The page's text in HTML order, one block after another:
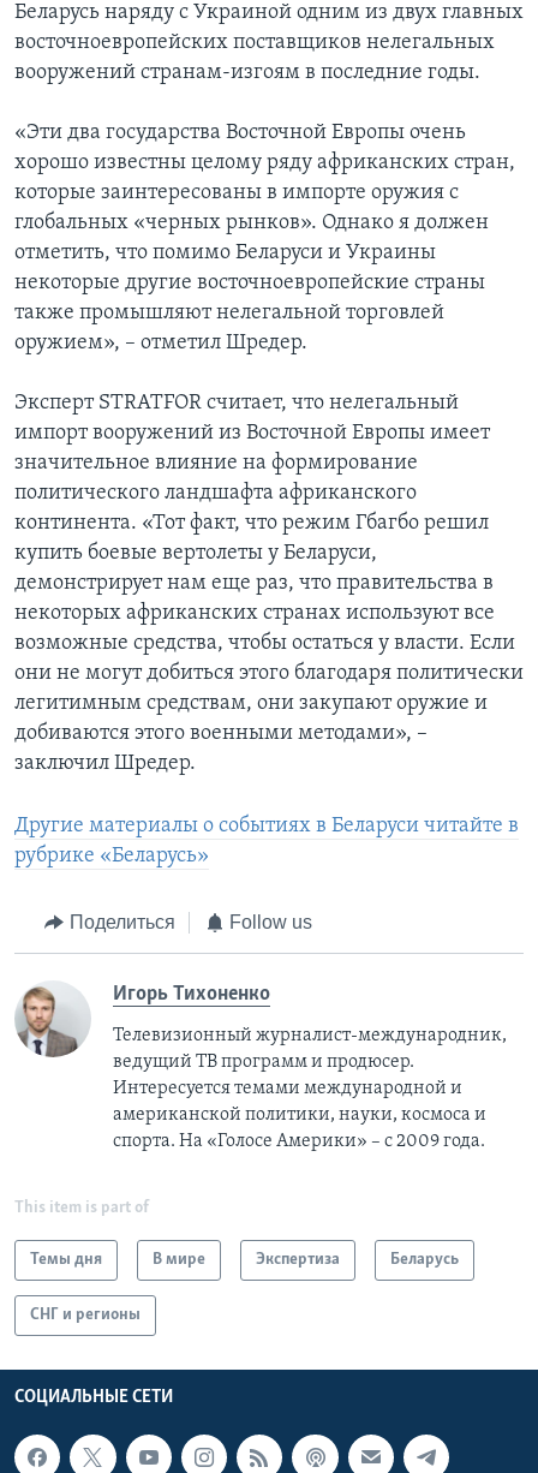
Беларусь наряду с Украиной одним из двух главных
восточноевропейских поставщиков нелегальных
вооружений странам-изгоям в последние годы.
«Эти два государства Восточной Европы очень
хорошо известны целому ряду африканских стран,
которые заинтересованы в импорте оружия с
глобальных «черных рынков». Однако я должен
отметить, что помимо Беларуси и Украины
некоторые другие восточноевропейские страны
также промышляют нелегальной торговлей
оружием», – отметил Шредер.
Эксперт STRATFOR считает, что нелегальный
импорт вооружений из Восточной Европы имеет
значительное влияние на формирование
политического ландшафта африканского
континента. «Тот факт, что режим Гбагбо решил
купить боевые вертолеты у Беларуси,
демонстрирует нам еще раз, что правительства в
некоторых африканских странах используют все
возможные средства, чтобы остаться у власти. Если
они не могут добиться этого благодаря политически
легитимным средствам, они закупают оружие и
добиваются этого военными методами», –
заключил Шредер.
Другие материалы о событиях в Беларуси читайте в
рубрике «Беларусь»
Поделиться Follow us
Игорь Тихоненко
Телевизионный журналист-международник,
ведущий ТВ программ и продюсер.
Интересуется темами международной и
американской политики, науки, космоса и
спорта. На «Голосе Америки» – с 2009 года.
This item is part of
Темы дня В мире Экспертиза Беларусь
СНГ и регионы
СОЦИАЛЬНЫЕ СЕТИ